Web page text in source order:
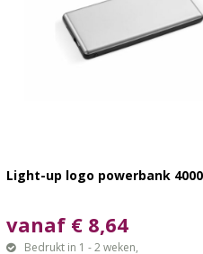
Light-up logo powerbank
vanaf € 8,64
Bedrukt in 1 - 2 weken,